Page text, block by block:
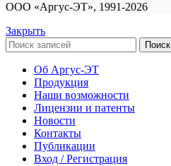
ООО «Аргус-ЭТ», 1991-2026
Закрыть
Поиск
Об Аргус-ЭТ
Продукция
Наши возможности
Лицензии и патенты
Новости
Контакты
Публикации
Вход / Регистрация